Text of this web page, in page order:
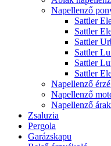
Napellenző
Sattler
Sattler
Sattler
Sattler
Sattler
Sattler
Napellenző
Napellenző
Napellenző árak
Zsaluzia
Pergola
Garázskapu